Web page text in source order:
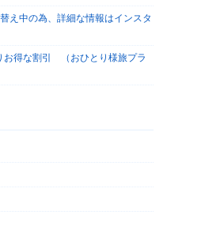
え中の為、詳細な情報はインスタ
お得な割引 （おひとり様旅プラ